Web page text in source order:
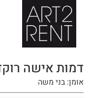
דמות אישה
אומן: בני משה